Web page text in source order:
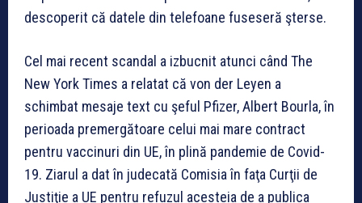
descoperit că datele din telefoane fuseseră şterse.
Cel mai recent scandal a izbucnit atunci când The
New York Times a relatat că von der Leyen a
schimbat mesaje text cu şeful Pfizer, Albert Bourla, în
perioada premergătoare celui mai mare contract
pentru vaccinuri din UE, în plină pandemie de Covid-
19. Ziarul a dat în judecată Comisia în faţa Curţii de
Justiţie a UE pentru refuzul acesteia de a publica